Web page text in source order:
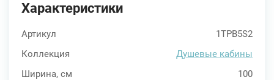
Характеристики
Артикул
1TPB5S2
Коллекция
Душевые кабины
Ширина, см
100